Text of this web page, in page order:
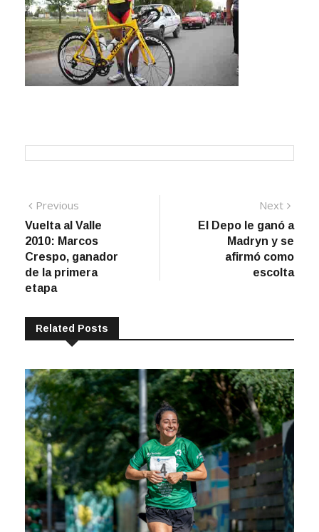
Navegación
de
entradas
Previous
post:
Vuelta al Valle
2010: Marcos
Crespo, ganador
de la primera
etapa
Next
post:
El Depo le ganó a
Madryn y se
afirmó como
escolta
Related Posts